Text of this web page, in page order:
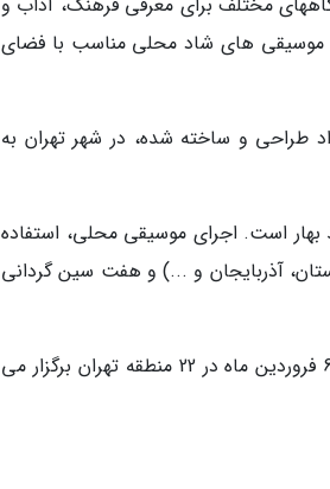
موسیقی های شاد محلی مناسب با فضای
طراحی و ساخته شده، در شهر تهران به
بهار است. اجرای موسیقی محلی، استفاده
آذربایجان و ...) و هفت سین گردانی
جشنواره لبخند بهار به همت اداره کل فرهنگی شهرداری تهران از 25 اسفندماه تا 6 فروردین ماه در 22 منطقه تهران برگزار می